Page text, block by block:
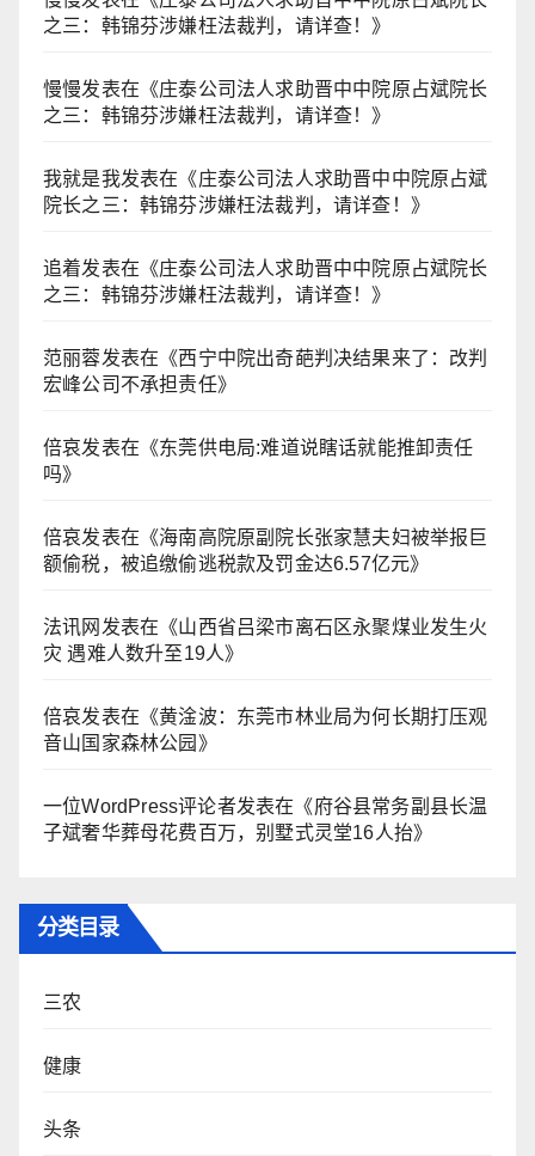
之三：韩锦芬涉嫌枉法裁判，请详查！ 》
慢慢发表在《庄泰公司法人求助晋中中院原占斌院长
之三：韩锦芬涉嫌枉法裁判，请详查！ 》
我就是我发表在《庄泰公司法人求助晋中中院原占斌
院长之三：韩锦芬涉嫌枉法裁判，请详查！ 》
追着发表在《庄泰公司法人求助晋中中院原占斌院长
之三：韩锦芬涉嫌枉法裁判，请详查！ 》
范丽蓉发表在《西宁中院出奇葩判决结果来了：改判
宏峰公司不承担责任》
倍哀发表在《东莞供电局:难道说瞎话就能推卸责任
吗》
倍哀发表在《海南高院原副院长张家慧夫妇被举报巨
额偷税，被追缴偷逃税款及罚金达6.57亿元》
法讯网 发表在《山西省吕梁市离石区永聚煤业发生火
灾 遇难人数升至19人》
倍哀发表在《黄淦波：东莞市林业局为何长期打压观
音山国家森林公园 》
一位WordPress评论者发表在《府谷县常务副县长温
子斌奢华葬母花费百万，别墅式灵堂16人抬》
分类目录
三农
健康
头条